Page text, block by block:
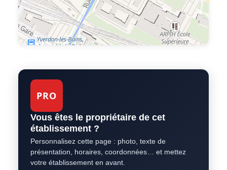
PRO
Vous êtes le propriétaire de cet
établissement ?
Personnalisez cette page : photo, texte de
présentation, horaires, coordonnées… et mettez
votre établissement en avant.